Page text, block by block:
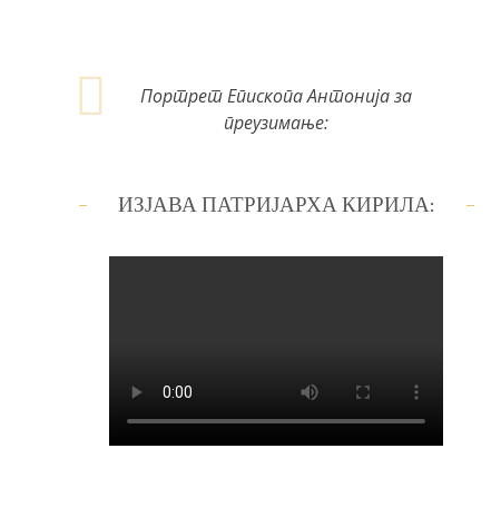
Портрет Епископа Антонија за
преузимање:
ИЗЈАВА ПАТРИЈАРХА КИРИЛА: